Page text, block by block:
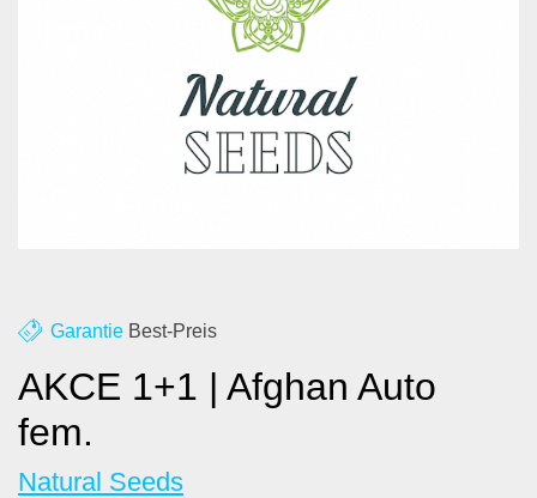
Geschäftsbedingungen
GDPR
Geschäfte
Garantie Best-Preis
AKCE 1+1 | Afghan Auto
fem.
Natural Seeds